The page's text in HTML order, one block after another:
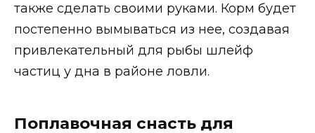
также сделать своими руками. Корм будет
постепенно вымываться из нее, создавая
привлекательный для рыбы шлейф
частиц у дна в районе ловли.
Поплавочная снасть для